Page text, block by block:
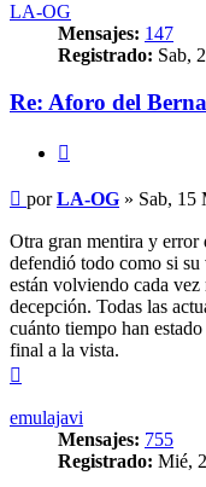
LA-OG
Mensajes: 147
Registrado: Sab,
Re: Aforo del
Mensaje
porLA-OG » Sab, 15
Otra gran mentira y error
defendió todo como si su
están volviendo cada vez
decepción. Todas las
cuánto tiempo han
final a la vista.
emulajavi
Mensajes: 755
Registrado: Mié,